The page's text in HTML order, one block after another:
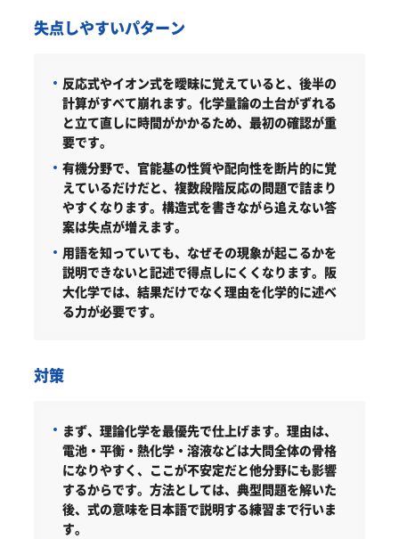
失点しやすいパターン
反応式やイオン式を曖昧に覚えていると、後半の
計算がすべて崩れます。化学量論の土台がずれる
と立て直しに時間がかかるため、最初の確認が重
要です。
有機分野で、官能基の性質や配向性を断片的に覚
えているだけだと、複数段階反応の問題で詰まり
やすくなります。構造式を書きながら追えない答
案は失点が増えます。
用語を知っていても、なぜその現象が起こるかを
説明できないと記述で得点しにくくなります。阪
大化学では、結果だけでなく理由を化学的に述べ
る力が必要です。
対策
まず、理論化学を最優先で仕上げます。理由は、
電池・平衡・熱化学・溶液などは大問全体の骨格
になりやすく、ここが不安定だと他分野にも影響
するからです。方法としては、典型問題を解いた
後、式の意味を日本語で説明する練習まで行いま
す。